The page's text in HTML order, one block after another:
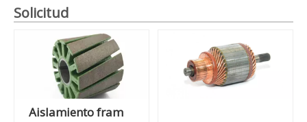
Solicitud
Aislamiento fram